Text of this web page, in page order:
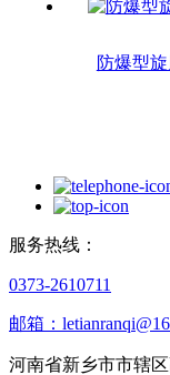
防爆型
服务热线：
0373-2610711
邮箱：
河南省新乡市市辖